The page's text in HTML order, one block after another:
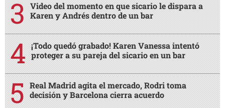
Video del momento en que sicario le dispara a
Karen y Andrés dentro de un bar
¡Todo quedó grabado! Karen Vanessa intentó
proteger a su pareja del sicario en un bar
Real Madrid agita el mercado, Rodri toma
decisión y Barcelona cierra acuerdo